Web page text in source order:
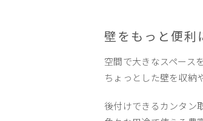
壁をもっと便利
空間で大きなスペース
ちょっとした壁を収納
後付けできるカンタン